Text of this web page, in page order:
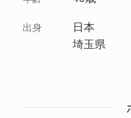
出身
日本
埼玉県